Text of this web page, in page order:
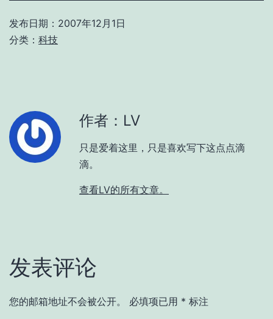
发布日期： 2007年12月1日
分类： 科技
作者：LV
只是爱着这里，只是喜欢写下这点点滴
滴。
查看LV的所有文章。
发表评论
您的邮箱地址不会被公开。 必填项已用 * 标注